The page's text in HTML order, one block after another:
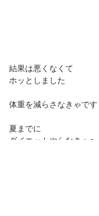
結果は悪くなくて
ホッとしました
体重を減らさなきゃです
夏までに
ダイエットやらなきゃ〜